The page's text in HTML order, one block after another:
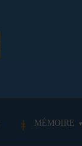
MÉMOIRE